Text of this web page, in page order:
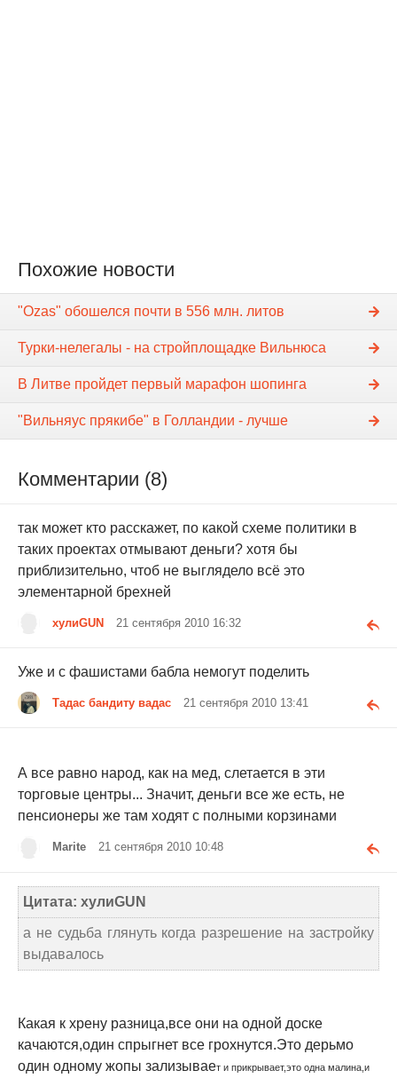
Похожие новости
"Ozas" обошелся почти в 556 млн. литов
Турки-нелегалы - на стройплощадке Вильнюса
В Литве пройдет первый марафон шопинга
"Вильняус прякибе" в Голландии - лучше
Комментарии (8)
так может кто расскажет, по какой схеме политики в
таких проектах отмывают деньги? хотя бы
приблизительно, чтоб не выглядело всё это
элементарной брехней
хулиGUN 21 сентября 2010 16:32
Уже и с фашистами бабла немогут поделить
Тадас бандиту вадас 21 сентября 2010 13:41
А все равно народ, как на мед, слетается в эти
торговые центры... Значит, деньги все же есть, не
пенсионеры же там ходят с полными корзинами
Marite 21 сентября 2010 10:48
Цитата: хулиGUN
а не судьба глянуть когда разрешение на застройку
выдавалось
Какая к хрену разница,все они на одной доске
качаются,один спрыгнет все грохнутся.Это дерьмо
один одному жопы зализывает и прикрывает,это одна малина,и